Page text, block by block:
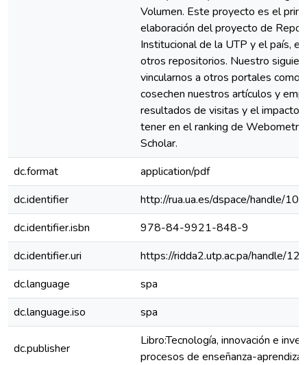
Volumen. Este proyecto es el
elaboración del proyecto de
Institucional de la UTP y el país, el
otros repositorios. Nuestro
vincularnos a otros portales como
cosechen nuestros artículos y
resultados de visitas y el impacto
tener en el ranking de
Scholar.
dc.format
application/pdf
dc.identifier
http://rua.ua.es/dspace/handle/
dc.identifier.isbn
978-84-9921-848-9
dc.identifier.uri
https://ridda2.utp.ac.pa/handle/
dc.language
spa
dc.language.iso
spa
dc.publisher
Libro:Tecnología, innovación e
procesos de enseñanza-